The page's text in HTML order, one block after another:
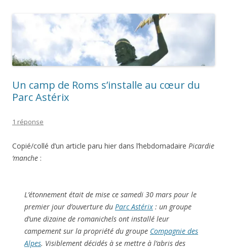
Solveig”
Un camp de Roms s’installe au cœur du
Parc Astérix
1 réponse
Copié/collé d’un article paru hier dans l’hebdomadaire Picardie
‘manche :
L’étonnement était de mise ce samedi 30 mars pour le
premier jour d’ouverture du Parc Astérix : un groupe
d’une dizaine de romanichels ont installé leur
campement sur la propriété du groupe Compagnie des
Alpes. Visiblement décidés à se mettre à l’abris des